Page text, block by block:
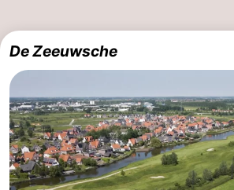
De Zeeuwsche